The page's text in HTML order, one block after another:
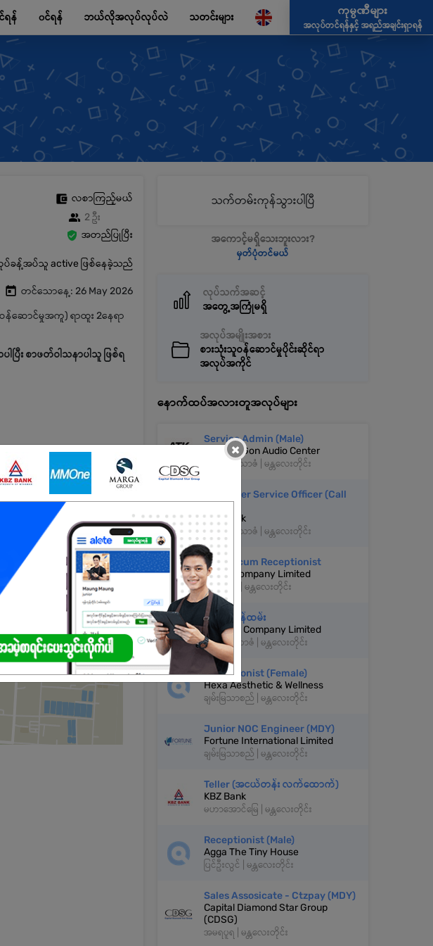
ရန် ၀င်ရန် ဘယ်လိုအလုပ်လုပ်လဲ သတင်းများ
ကုမ္ပဏီများ
အလုပ်တင်ရန်နှင့် အရည်အချင်းရှာရန်
လစာကြည့်မယ်
2 ဦး
အတည်ပြုပြီး
န့်အပ်သူ active ဖြစ်နေခဲ့သည်
တင်သောနေ့: 26 May 2026
န်ဆောင်မှုအကူ) ရာထူး 2နေရာ
ြီး စာဖတ်ဝါသနာပါသူ ဖြစ်ရ
သက်တမ်းကုန်သွားပါပြီ
အကောင့်မရှိသေးဘူးလား?
မှတ်ပုံတင်မယ်
လုပ်သက်အဆင့်
အတွေ့အကြုံမရှိ
အလုပ်အမျိုးအစား
စားသုံးသူဝန်ဆောင်မှုပိုင်းဆိုင်ရာ
အလုပ်အကိုင်
နောက်ထပ်အလားတူအလုပ်များ
Service Admin (Male)
Aung Ta Gon Audio Center
အောင်မြေသာဇံ | မန္တလေးတိုင်း
Customer Service Officer (Call
KBZ Bank
အောင်မြေသာဇံ | မန္တလေးတိုင်း
Admin cum Receptionist
MRED Company Limited
ပုသိမ်ကြီး | မန္တလေးတိုင်း
ဧည့်ကြိုဝန်ထမ်း
United 9 Company Limited
ချမ်းအေးသာဇံ | မန္တလေးတိုင်း
Receptionist (Female)
Hexa Aesthetic & Wellness
ချမ်းမြသာစည် | မန္တလေးတိုင်း
Junior NOC Engineer (MDY)
Fortune International Limited
ချမ်းမြသာစည် | မန္တလေးတိုင်း
Teller (အငယ်တန်း လက်ထောက်)
KBZ Bank
မဟာအောင်မြေ | မန္တလေးတိုင်း
Receptionist (Male)
Agga The Tiny House
ပြင်ဦးလွင် | မန္တလေးတိုင်း
Sales Assosicate - Ctzpay (MDY)
Capital Diamond Star Group
(CDSG)
အမရပူရ | မန္တလေးတိုင်း
×